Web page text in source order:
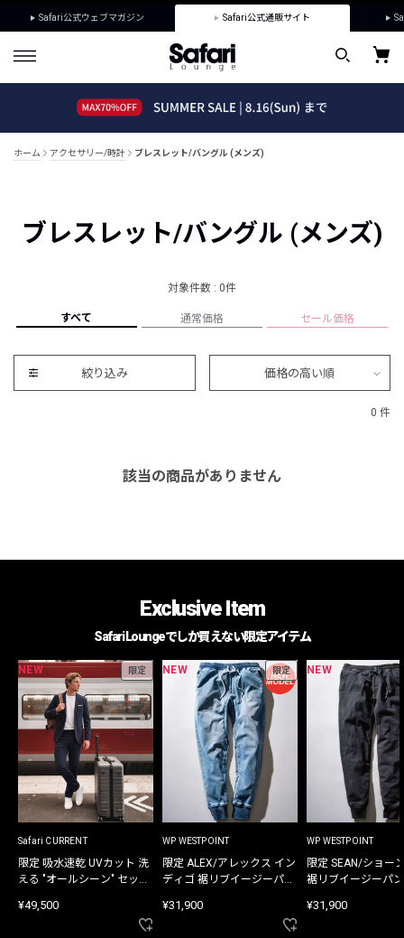
Safari公式ウェブマガジン Safari公式通販サイト
ホーム アクセサリー/時計 ブレスレット/バングル (メンズ)
ブレスレット/バングル (メンズ)
対象件数 : 0件
すべて 通常価格 セール価格
絞り込み 価格の高い順
0 件
該当の商品がありません
Exclusive Item
Safari Loungeでしか買えない限定アイテム
NEW 限定
Safari CURRENT
限定 吸水速乾 UVカット 洗
える "オールシーン" セット
¥49,500
NEW 限定
WP WESTPOINT
限定 ALEX/アレックス イン
ディゴ 裾リブイージーパン
¥31,900
NEW
WP WESTPOINT
限定 SEAN/ショー
裾リブイージーパ
¥31,900